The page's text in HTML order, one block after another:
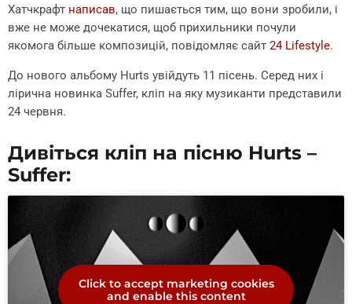
Хатчкрафт написав, що пишається тим, що вони зробили, і
вже не може дочекатися, щоб прихильники почули
якомога більше композицій, повідомляє сайт 24 Lifestyle.
До нового альбому Hurts увійдуть 11 пісень. Серед них і
лірична новинка Suffer, кліп на яку музиканти представили
24 червня.
Дивіться кліп на пісню Hurts –
Suffer:
Click to accept marketing cookies
and enable this content